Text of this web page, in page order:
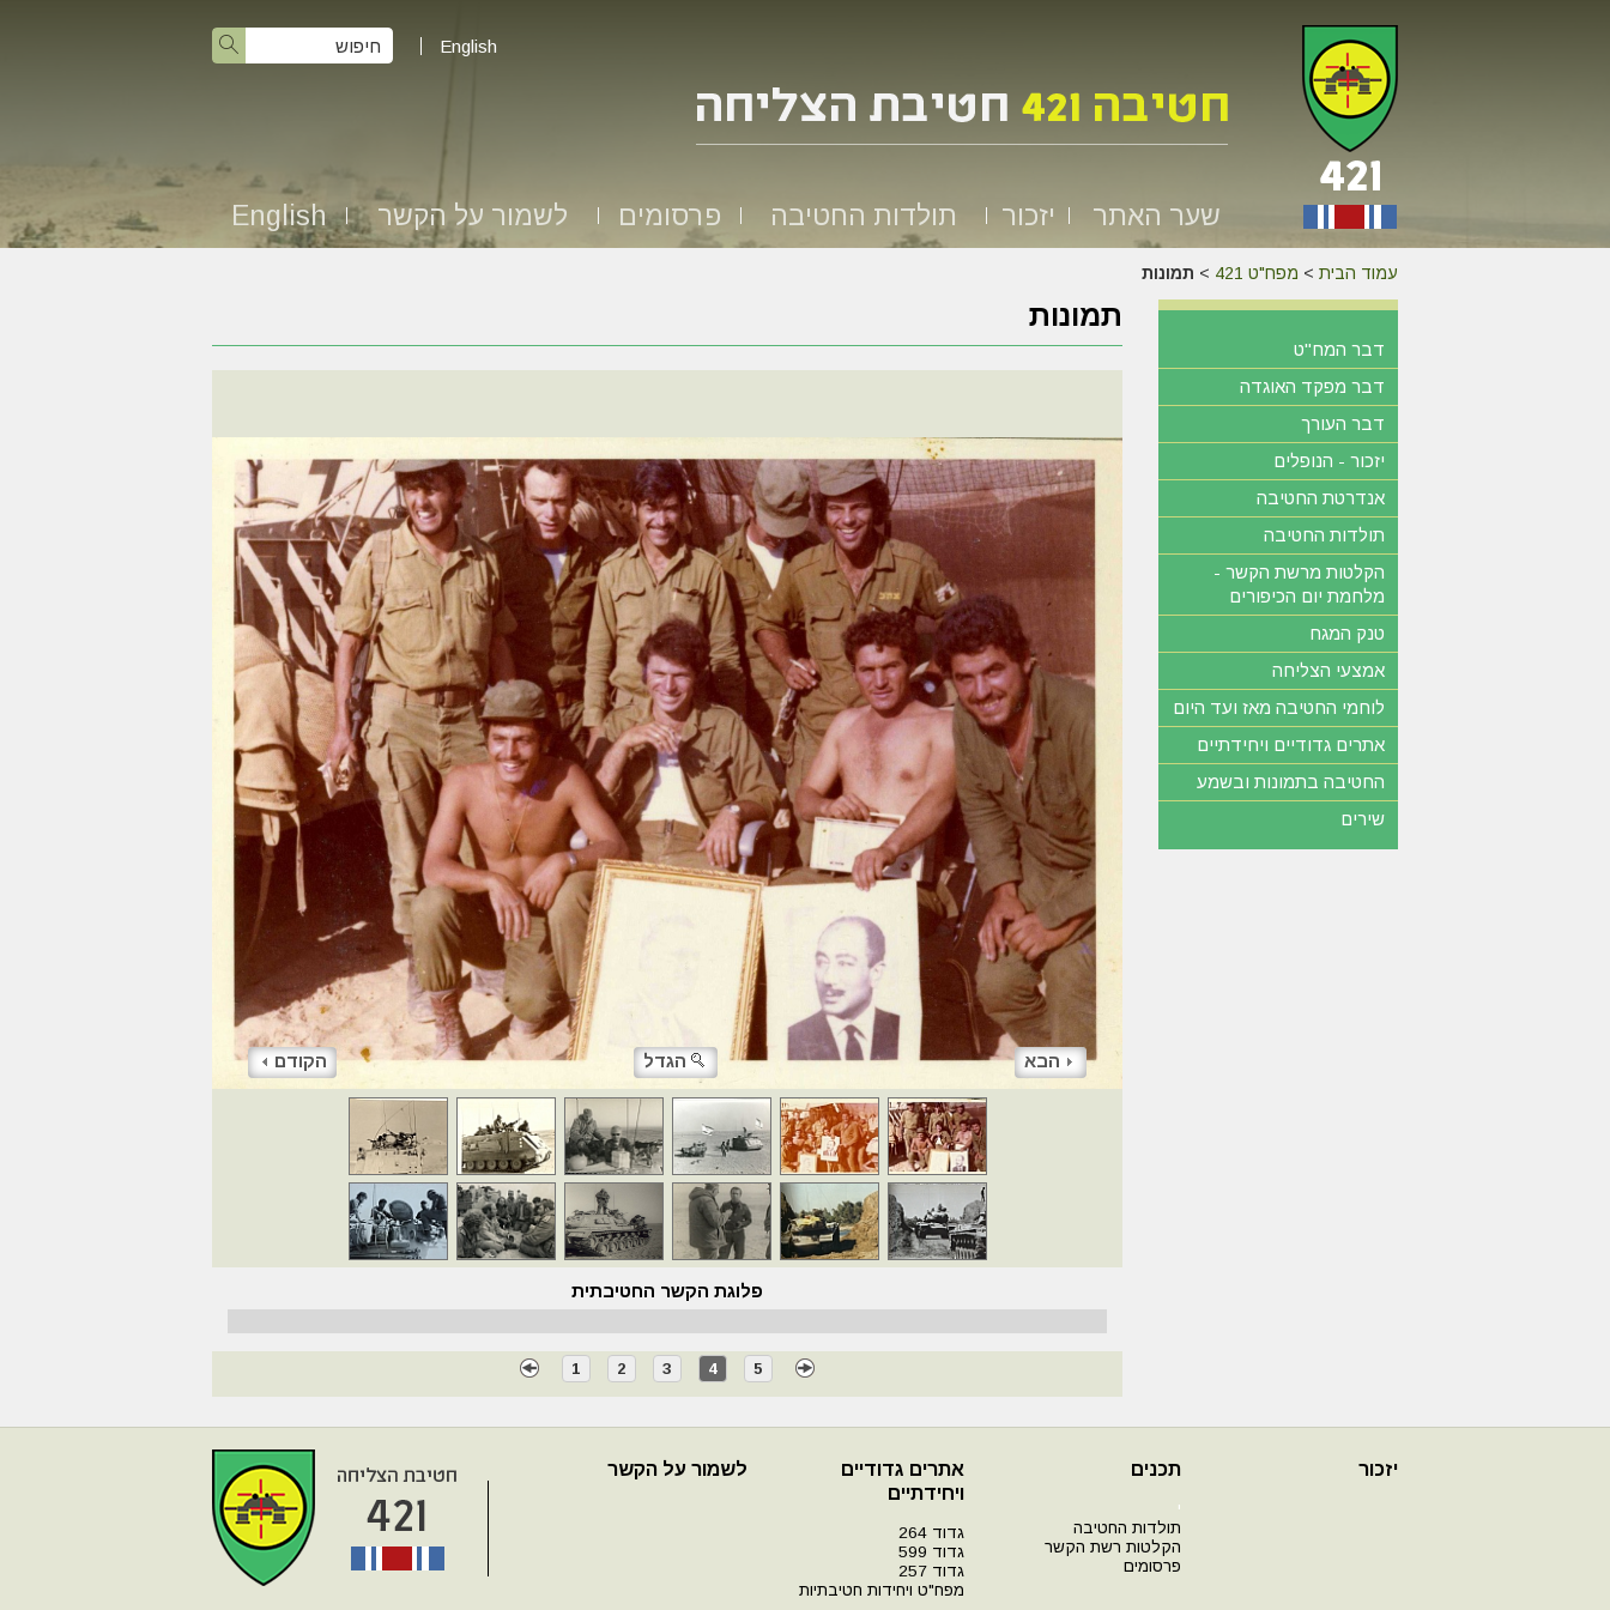
English
שער האתר יזכור תולדות החטיבה פרסומים לשמור על הקשר English
עמוד הבית > מפח"ט 421 > תמונות
תמונות
הקודם הגדל הבא
פלוגת הקשר החטיבתית
1 2 3 4 5
דבר המח"ט
דבר מפקד האוגדה
דבר העורך
יזכור - הנופלים
אנדרטת החטיבה
תולדות החטיבה
הקלטות מרשת הקשר -
מלחמת יום הכיפורים
טנק המגח
אמצעי הצליחה
לוחמי החטיבה מאז ועד היום
אתרים גדודיים ויחידתיים
החטיבה בתמונות ובשמע
שירים
יזכור תכנים
י
תולדות החטיבה
הקלטות רשת הקשר
פרסומים
אתרים גדודיים
ויחידתיים
גדוד 264
גדוד 599
גדוד 257
מפח"ט ויחידות חטיבתיות
לשמור על הקשר